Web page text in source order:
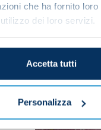
che ha fornito loro
dei loro servizi.
Accetta tutti
Personalizza
CHAMPS'